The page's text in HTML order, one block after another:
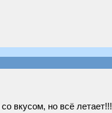
вкусом, но всё летает!!!